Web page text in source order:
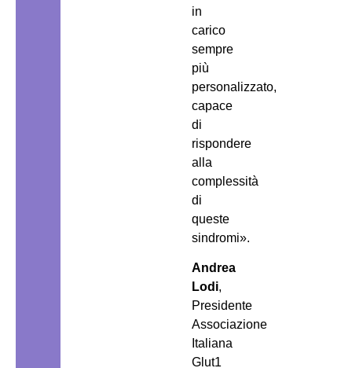
in
carico
sempre
più
personalizzato,
capace
di
rispondere
alla
complessità
di
queste
sindromi».
Andrea
Lodi,
Presidente
Associazione
Italiana
Glut1